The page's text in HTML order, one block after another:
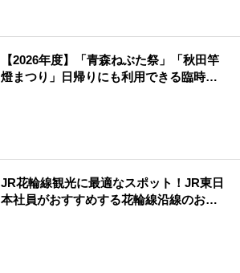
【2026年度】「青森ねぶた祭」「秋田竿
燈まつり」日帰りにも利用できる臨時新
JR花輪線観光に最適なスポット！JR東日
本社員がおすすめする花輪線沿線のお店